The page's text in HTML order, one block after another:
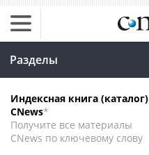
Разделы
Индексная книга (каталог)
CNews*
Получите все материалы
CNews по ключевому слову